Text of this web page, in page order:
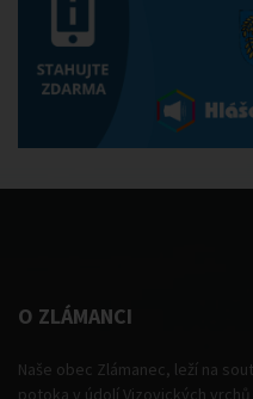
O ZLÁMANCI
Naše obec Zlámanec, leží na
potoka v údolí Vizovických